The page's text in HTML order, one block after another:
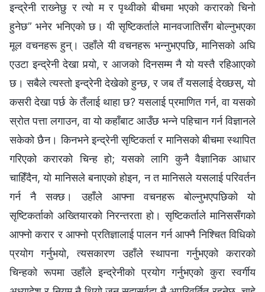
इन्द्रेनी राख्‍नेछु र त्यो म र पृथ्वीको बीचमा भएको करारको चिनो
हुनेछ” भनेर भनिएको छ। यी सृष्टिकर्ताले मानवजातिसँग बोल्‍नुभएका
मूल वचनहरू हुन्। उहाँले यी वचनहरू भन्‍नुभएपछि, मानिसको अघि
एउटा इन्द्रेनी देखा पर्‍यो, र आजको दिनसम्‍म नै यो यस्तै रहिआएको
छ। सबैले त्यस्तो इन्द्रेनी देखेको हुन्छ, र जब तँ यसलाई देख्छस्, यो
कसरी देखा पर्छ के तँलाई थाहा छ? यसलाई प्रमाणित गर्न, वा यसको
स्रोत पत्ता लगाउन, वा यो कहाँबाट आउँछ भन्‍ने पहिचान गर्न विज्ञानले
सकेको छैन। किनभने इन्द्रेनी सृष्टिकर्ता र मानिसको बीचमा स्थापित
गरिएको करारको चिन्‍ह हो; यसको लागि कुनै वैज्ञानिक आधार
चाहिँदैन, यो मानिसले बनाएको होइन, न त मानिसले यसलाई परिवर्तन
गर्न नै सक्छ। उहाँले आफ्‍ना वचनहरू बोल्‍नुभएपछिको यो
सृष्टिकर्ताको अख्‍तियारको निरन्तरता हो। सृष्टिकर्ताले मानिससँगको
आफ्‍नो करार र आफ्‍नो प्रतिज्ञालाई पालन गर्न आफ्‍नै निश्‍चित विधिको
प्रयोग गर्नुभयो, त्यसकारण उहाँले स्थापना गर्नुभएको करारको
चिन्‍हको रूपमा उहाँले इन्द्रेनीको प्रयोग गर्नुभएको कुरा स्वर्गीय